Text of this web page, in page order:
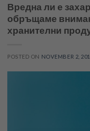
Вредна ли е
обръщаме
хранителни
POSTED ON NOVEMBER 2,